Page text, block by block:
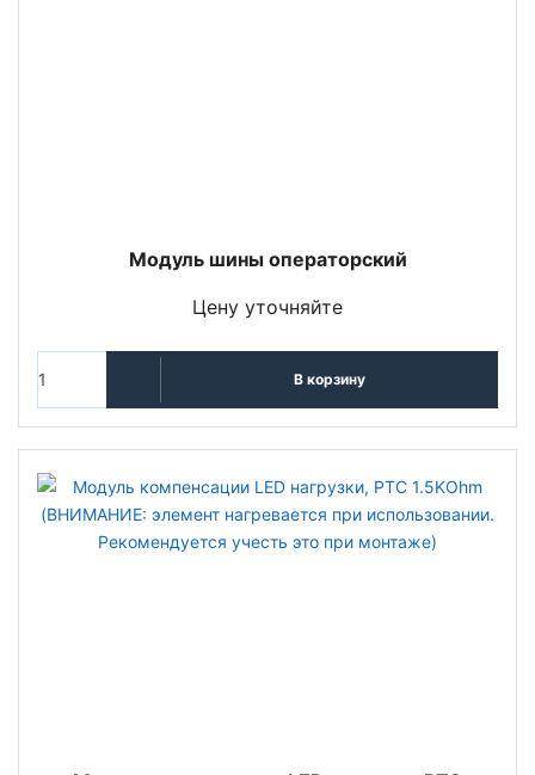
Модуль шины операторский
Цену уточняйте
В корзину